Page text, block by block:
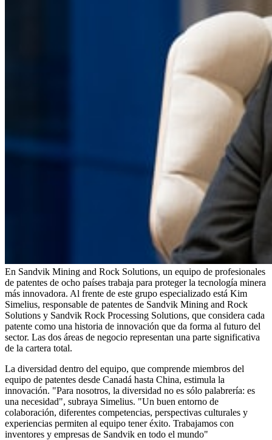
En Sandvik Mining and Rock Solutions, un equipo de profesionales
de patentes de ocho países trabaja para proteger la tecnología minera
más innovadora. Al frente de este grupo especializado está Kim
Simelius, responsable de patentes de Sandvik Mining and Rock
Solutions y Sandvik Rock Processing Solutions, que considera cada
patente como una historia de innovación que da forma al futuro del
sector. Las dos áreas de negocio representan una parte significativa
de la cartera total.
La diversidad dentro del equipo, que comprende miembros del
equipo de patentes desde Canadá hasta China, estimula la
innovación. "Para nosotros, la diversidad no es sólo palabrería: es
una necesidad", subraya Simelius. "Un buen entorno de
colaboración, diferentes competencias, perspectivas culturales y
experiencias permiten al equipo tener éxito. Trabajamos con
inventores y empresas de Sandvik en todo el mundo"